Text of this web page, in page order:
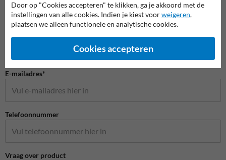
E-mailadres*
Telefoonnummer
Vraag over product
Door op "Cookies accepteren" te klikken, ga je akkoord met de
instellingen van alle cookies. Indien je kiest voorweigeren,
plaatsen we alleen functionele en analytische cookies.
Cookies accepteren